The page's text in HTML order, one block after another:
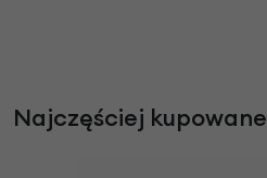
Najczęściej kupowane